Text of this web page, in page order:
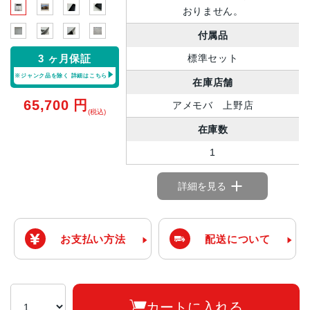
3 ヶ月保証
※ジャンク品を除く 詳細はこちら
65,700 円 (税込)
おりません。
付属品
標準セット
在庫店舗
アメモバ 上野店
在庫数
1
詳細を見る
お支払い方法 配送について